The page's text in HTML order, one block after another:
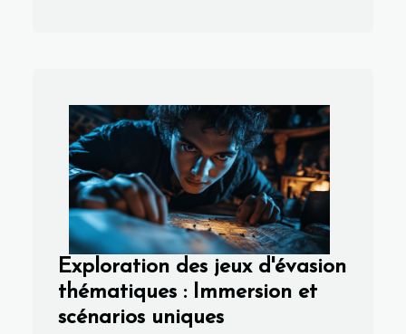
Exploration des jeux d'évasion
thématiques : Immersion et
scénarios uniques